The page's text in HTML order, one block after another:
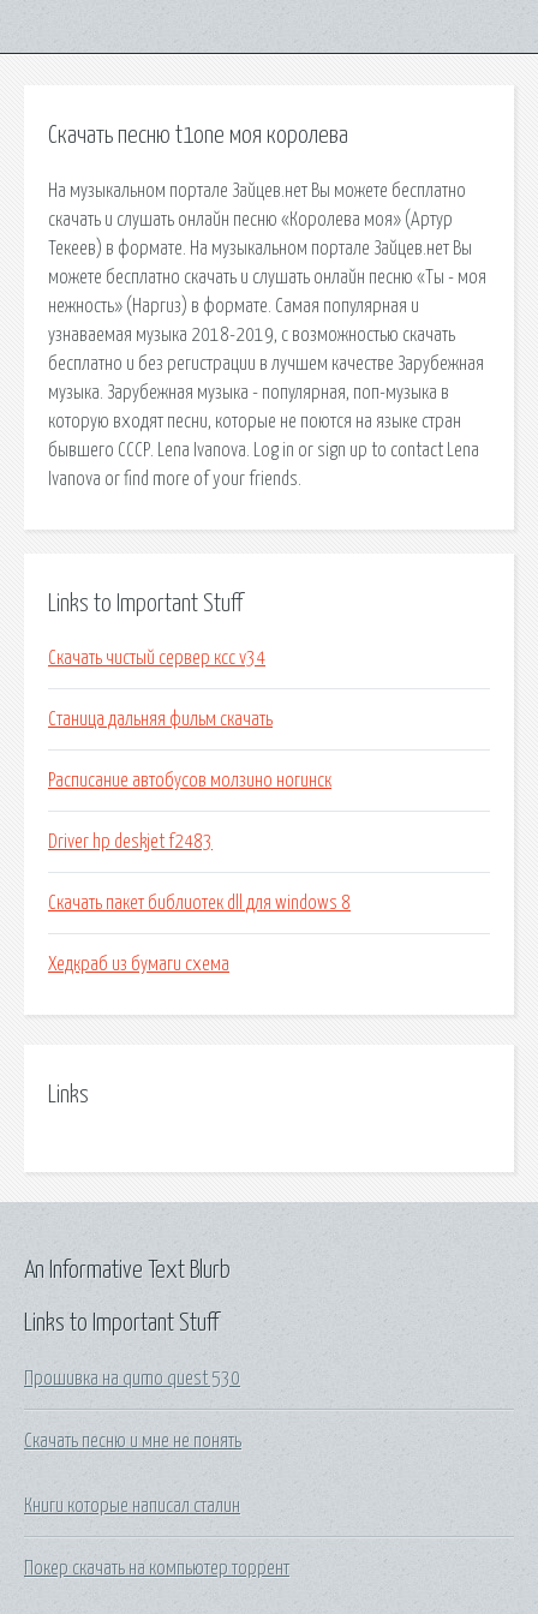
Скачать песню t1one моя королева
На музыкальном портале Зайцев.нет Вы можете бесплатно
скачать и слушать онлайн песню «Королева моя» (Артур
Текеев) в формате. На музыкальном портале Зайцев.нет Вы
можете бесплатно скачать и слушать онлайн песню «Ты - моя
нежность» (Наргиз) в формате. Самая популярная и
узнаваемая музыка 2018-2019, с возможностью скачать
бесплатно и без регистрации в лучшем качестве Зарубежная
музыка. Зарубежная музыка - популярная, поп-музыка в
которую входят песни, которые не поются на языке стран
бывшего СССР. Lena Ivanova. Log in or sign up to contact Lena
Ivanova or find more of your friends.
Links to Important Stuff
Скачать чистый сервер ксс v34
Станица дальняя фильм скачать
Расписание автобусов молзино ногинск
Driver hp deskjet f2483
Скачать пакет библиотек dll для windows 8
Хедкраб из бумаги схема
Links
Links to Important Stuff
Прошивка на qumo quest 530
Скачать песню и мне не понять
Книги которые написал сталин
Покер скачать на компьютер торрент
An Informative Text Blurb